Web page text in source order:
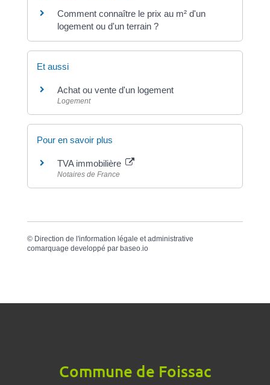
Comment connaître le prix au m² d'un
logement ou d'un terrain ?
Et aussi
Achat ou vente d'un logement
Logement
Pour en savoir plus
TVA immobilière
Notaires de France
© Direction de l'information légale et administrative
comarquage developpé par baseo.io
Commune de Foissac